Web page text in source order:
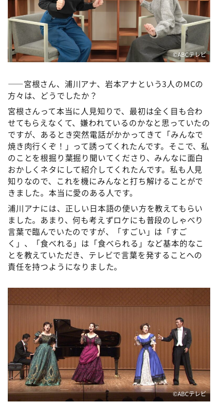
©️ABCテレビ
――宮根さん、浦川アナ、岩本アナという3人のMCの
方々は、どうでしたか？
宮根さんって本当に人見知りで、最初は全く目も合わ
せてもらえなくて、嫌われているのかなと思っていたの
ですが、あるとき突然電話がかかってきて「みんなで
焼き肉行くぞ！」って誘ってくれたんです。そこで、私
のことを根掘り葉掘り聞いてくださり、みんなに面白
おかしくネタにして紹介してくれたんです。私も人見
知りなので、これを機にみんなと打ち解けることがで
きました。本当に愛のある人です。
浦川アナには、正しい日本語の使い方を教えてもらい
ました。あまり、何も考えずロケにも普段のしゃべり
言葉で臨んでいたのですが、「すごい」は「すご
く」、「食べれる」は「食べられる」など基本的なこ
とを教えていただき、テレビで言葉を発することへの
責任を持つようになりました。
©️ABCテレビ